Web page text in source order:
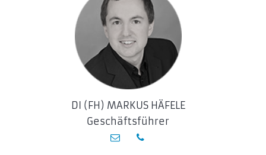
WDBWZE0400KBK
WDBWZE0400KBK-EESN
WDBWZE0320KBK
WDBWZE0320KBK-EESN
WDBWZE0240KBK
WDBWZE0240KBK-EESN
WDBWZE0160KBK
DI (FH) MARKUS HÄFELE
Geschäftsführer